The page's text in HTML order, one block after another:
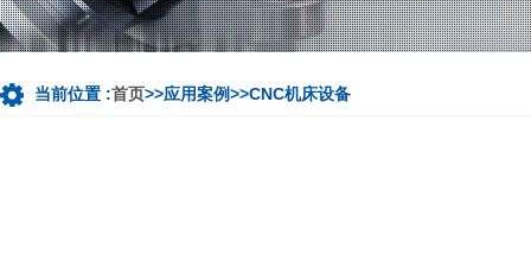
当前位置 :首页>>应用案例>>CNC机床设备